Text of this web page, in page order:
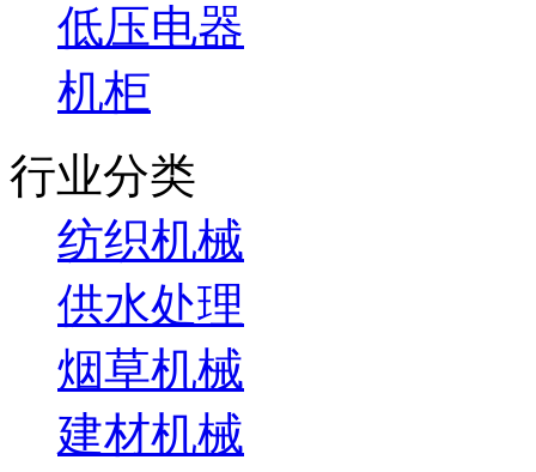
低压电器
机柜
行业分类
纺织机械
供水处理
烟草机械
建材机械